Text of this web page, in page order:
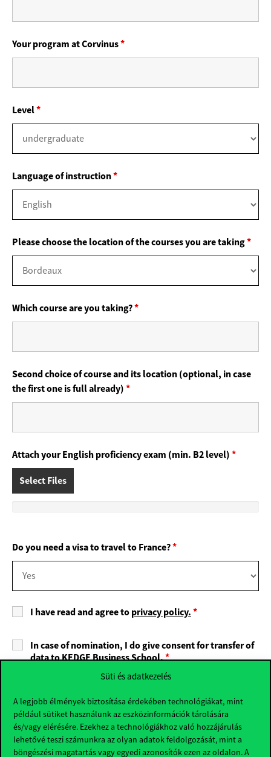
Süti és adatkezelés
A legjobb élmények biztosítása érdekében technológiákat, mint
például sütiket használunk az eszközinformációk tárolására
és/vagy elérésére. Ezekhez a technológiákhoz való hozzájárulás
lehetővé teszi számunkra az olyan adatok feldolgozását, mint a
böngészési magatartás vagy egyedi azonosítók ezen az oldalon. A
Your program at Corvinus*
Level*
Language of instruction*
Please choose the location of the courses you are taking*
Which course are you taking?*
Second choice of course and its location (optional, in case
the first one is full already)*
Attach your English proficiency exam (min. B2 level)*
Select Files
Do you need a visa to travel to France?*
I have read and agree toprivacy policy.*
In case of nomination, I do give consent for transfer of
data to KEDGE Business School.*